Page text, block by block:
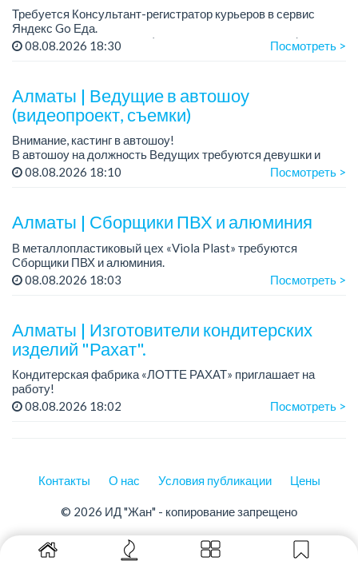
Требуется Консультант-регистратор курьеров в сервис
Яндекс Go Еда.
Условия: работа в офисе (Абылай хана - Макатаева).
08.08.2026 18:30 Посмотреть >
Алматы | Ведущие в автошоу
(видеопроект, съемки)
Внимание, кастинг в автошоу!
В автошоу на должность Ведущих требуются девушки и
парни. А также авто эксперты и авто перекупы.
08.08.2026 18:10 Посмотреть >
Алматы | Сборщики ПВХ и алюминия
В металлопластиковый цех «Viola Plast» требуются
Сборщики ПВХ и алюминия.
График работы: 5/2, с 08.00 до 17.00.
08.08.2026 18:03 Посмотреть >
Алматы | Изготовители кондитерских
изделий "Рахат".
Кондитерская фабрика «ЛОТТЕ РАХАТ» приглашает на
работу!
График работы: сменный.
08.08.2026 18:02 Посмотреть >
Контакты О нас Условия публикации Цены
© 2026 ИД "Жан" - копирование запрещено